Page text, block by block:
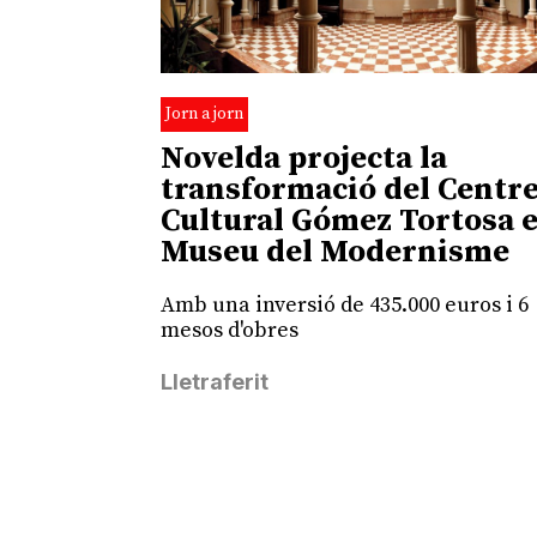
Jorn a jorn
Novelda projecta la
transformació del
Cultural Gómez Tortosa
Museu del Modernisme
Amb una inversió de 435.000 euros i 6
mesos d'obres
Lletraferit